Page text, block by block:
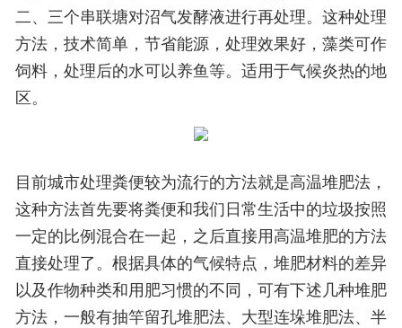
二、三个串联塘对沼气发酵液进行再处理。这种处理
方法，技术简单，节省能源，处理效果好，藻类可作
饲料，处理后的水可以养鱼等。适用于气候炎热的地
区。
目前城市处理粪便较为流行的方法就是高温堆肥法，
这种方法首先要将粪便和我们日常生活中的垃圾按照
一定的比例混合在一起，之后直接用高温堆肥的方法
直接处理了。根据具体的气候特点，堆肥材料的差异
以及作物种类和用肥习惯的不同，可有下述几种堆肥
方法，一般有抽竿留孔堆肥法、大型连垛堆肥法、半